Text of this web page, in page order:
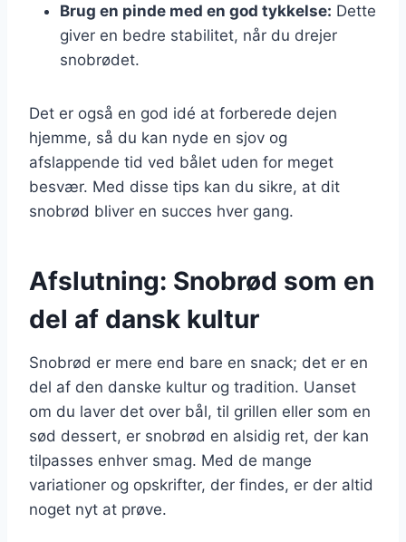
Brug en pinde med en god tykkelse: Dette
giver en bedre stabilitet, når du drejer
snobrødet.
Det er også en god idé at forberede dejen
hjemme, så du kan nyde en sjov og
afslappende tid ved bålet uden for meget
besvær. Med disse tips kan du sikre, at dit
snobrød bliver en succes hver gang.
Afslutning: Snobrød som en
del af dansk kultur
Snobrød er mere end bare en snack; det er en
del af den danske kultur og tradition. Uanset
om du laver det over bål, til grillen eller som en
sød dessert, er snobrød en alsidig ret, der kan
tilpasses enhver smag. Med de mange
variationer og opskrifter, der findes, er der altid
noget nyt at prøve.